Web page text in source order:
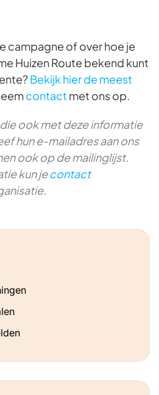
campagne of over hoe je
Huizen Route bekend kunt
Bekijk hier de meest
contact met ons op.
ook met deze informatie
hun e-mailadres aan ons
ook op de mailinglijst.
kun jecontact